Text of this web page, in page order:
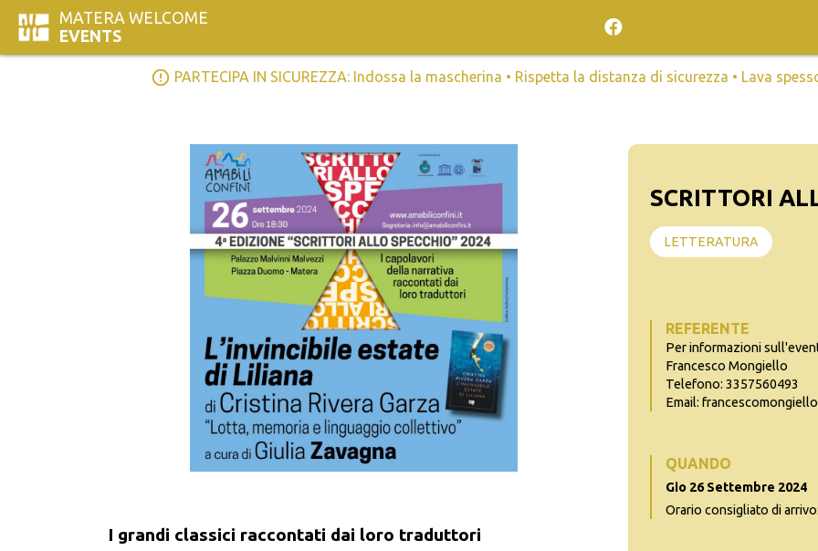
MATERA WELCOME
EVENTS
error_outline PARTECIPA IN SICUREZZA: Indossa la mascherina • Rispetta la distanza di sicurezza • Lava
I grandi classici raccontati dai loro traduttori
SCRITTORI
LETTERATURA
REFERENTE
Per informazioni
Francesco Mongiello
Telefono: 3357560493
Email:
QUANDO
Gio 26 Settembre 2024
Orario consigliato di